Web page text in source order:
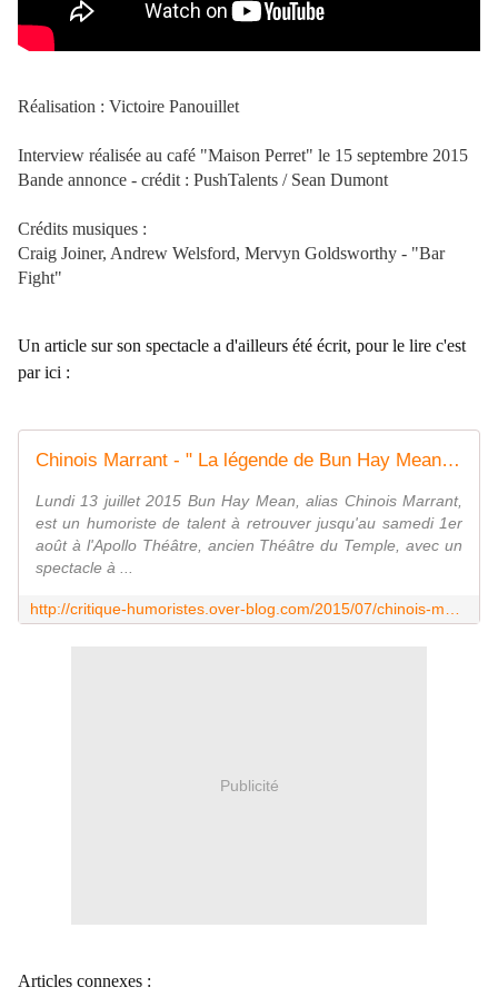
Réalisation : Victoire Panouillet
Interview réalisée au café "Maison Perret" le 15 septembre 2015
Bande annonce - crédit : PushTalents / Sean Dumont
Crédits musiques :
Craig Joiner, Andrew Welsford, Mervyn Goldsworthy - "Bar
Fight"
Un article surson spectacle a d'ailleurs été écrit, pour le lire c'est
par ici :
Chinois Marrant - " La légende de Bun Hay Mean " - Critique Humoristes
Lundi 13 juillet 2015 Bun Hay Mean, alias Chinois Marrant,
est un humoriste de talent à retrouver jusqu'au samedi 1er
août à l'Apollo Théâtre, ancien Théâtre du Temple, avec un
spectacle à ...
Publicité
Articles connexes :